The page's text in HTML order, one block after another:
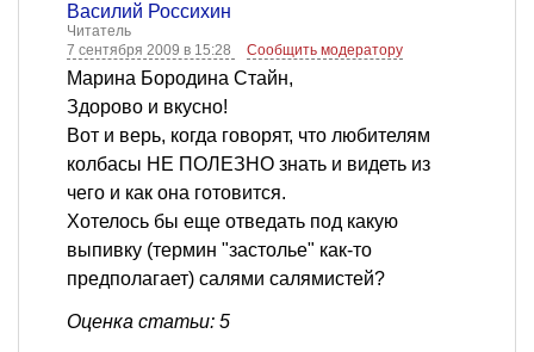
Василий Россихин
Читатель
7 сентября 2009 в 15:28
Сообщить модератору
Марина Бородина Стайн,
Здорово и вкусно!
Вот и верь, когда говорят, что любителям
колбасы НЕ ПОЛЕЗНО знать и видеть из
чего и как она готовится.
Хотелось бы еще отведать под какую
выпивку (термин "застолье" как-то
предполагает) салями салямистей?
Оценка статьи: 5